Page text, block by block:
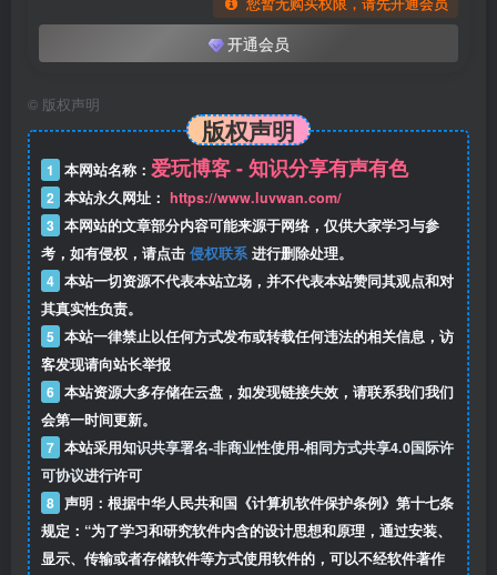
开通会员
© 版权声明
版权声明
1 本网站名称： 爱玩博客 - 知识分享有声有色
2 本站永久网址： https://www.luvwan.com/
3 本网站的文章部分内容可能来源于网络，仅供大家学习与参
考，如有侵权，请点击 侵权联系 进行删除处理。
4 本站一切资源不代表本站立场，并不代表本站赞同其观点和对
其真实性负责。
5 本站一律禁止以任何方式发布或转载任何违法的相关信息，访
客发现请向站长举报
6 本站资源大多存储在云盘，如发现链接失效，请联系我们我们
会第一时间更新。
7 本站采用知识共享署名-非商业性使用-相同方式共享4.0国际许
可协议进行许可
8 声明：根据中华人民共和国《计算机软件保护条例》第十七条
规定：“为了学习和研究软件内含的设计思想和原理，通过安装、
显示、传输或者存储软件等方式使用软件的，可以不经软件著作